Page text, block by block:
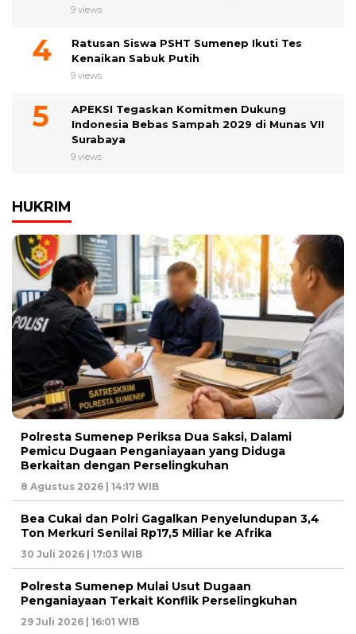
9 views
Ratusan Siswa PSHT Sumenep Ikuti Tes
Kenaikan Sabuk Putih
9 views
APEKSI Tegaskan Komitmen Dukung
Indonesia Bebas Sampah 2029 di Munas VII
Surabaya
9 views
HUKRIM
Polresta Sumenep Periksa Dua Saksi, Dalami
Pemicu Dugaan Penganiayaan yang Diduga
Berkaitan dengan Perselingkuhan
8 Agustus 2026 | 14:17 WIB
Bea Cukai dan Polri Gagalkan Penyelundupan 3,4
Ton Merkuri Senilai Rp17,5 Miliar ke Afrika
30 Juli 2026 | 17:03 WIB
Polresta Sumenep Mulai Usut Dugaan
Penganiayaan Terkait Konflik Perselingkuhan
29 Juli 2026 | 16:01 WIB